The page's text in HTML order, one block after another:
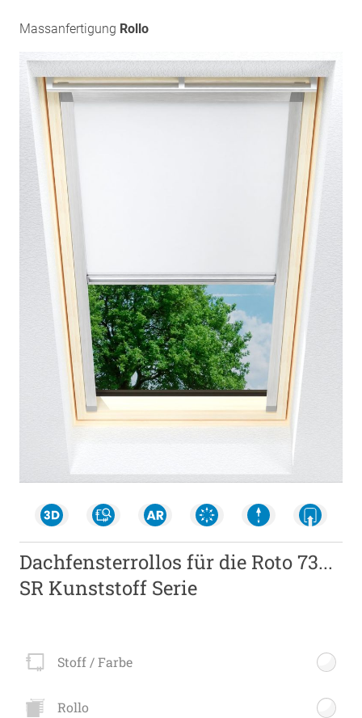
Massanfertigung Rollo
Dachfensterrollos für die Roto 73...
SR Kunststoff Serie
Stoff / Farbe
Rollo